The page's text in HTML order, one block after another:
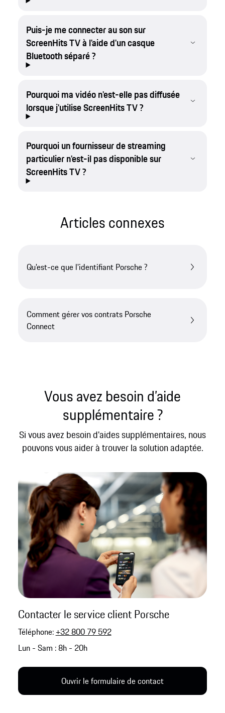
Puis-je me connecter au son sur
ScreenHits TV à l'aide d'un casque
Bluetooth séparé ?
Pourquoi ma vidéo n'est-elle pas diffusée
lorsque j'utilise ScreenHits TV ?
Pourquoi un fournisseur de streaming
particulier n'est-il pas disponible sur
ScreenHits TV ?
Articles connexes
Qu'est-ce que l'identifiant Porsche ?
Comment gérer vos contrats Porsche
Connect
Vous avez besoin d’aide
supplémentaire ?
Si vous avez besoin d'aides supplémentaires, nous
pouvons vous aider à trouver la solution adaptée.
Contacter le service client Porsche
Téléphone: +32 800 79 592
Lun - Sam : 8h - 20h
Ouvrir le formulaire de contact